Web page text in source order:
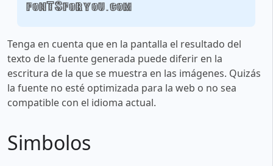
fontsforyou.com
Tenga en cuenta que en la pantalla el resultado del
texto de la fuente generada puede diferir en la
escritura de la que se muestra en las imágenes. Quizás
la fuente no esté optimizada para la web o no sea
compatible con el idioma actual.
Simbolos